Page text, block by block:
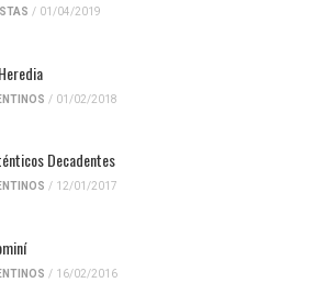
/ 01/04/2019
/ 01/02/2018
Decadentes
/ 12/01/2017
/ 16/02/2016